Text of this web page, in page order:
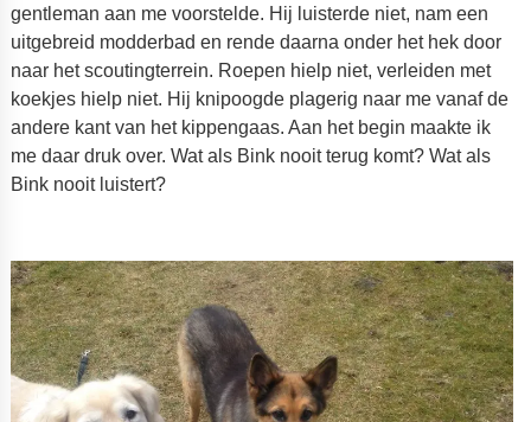
gentleman aan me voorstelde. Hij luisterde niet, nam een
uitgebreid modderbad en rende daarna onder het hek door
naar het scoutingterrein. Roepen hielp niet, verleiden met
koekjes hielp niet. Hij knipoogde plagerig naar me vanaf de
andere kant van het kippengaas. Aan het begin maakte ik
me daar druk over. Wat als Bink nooit terug komt? Wat als
Bink nooit luistert?